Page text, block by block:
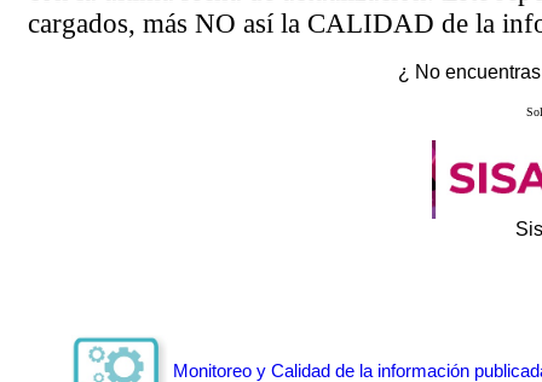
cargados, más NO así la CALIDAD de la
¿ No
Monitoreo y Calidad de la información